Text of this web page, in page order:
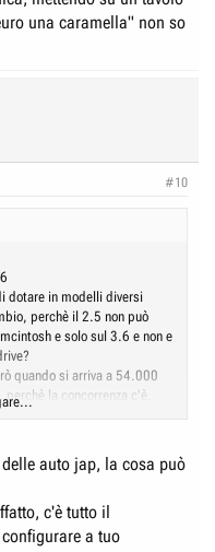
una caramella" non so
#10
dotare in modelli diversi
perchè il 2.5 non può
e solo sul 3.6 e non e
quando si arriva a 54.000
la concorrenza c'è.
comunque costano intorno
di personalizzazione in più.
auto jap, la cosa può
c'è tutto il
a tuo